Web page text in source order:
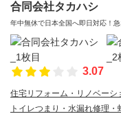
合同会社タカハシ
年中無休で日本全国へ即日対応！
3.07
住宅リフォーム・リノベーシ
トイレつまり・水漏れ修理・